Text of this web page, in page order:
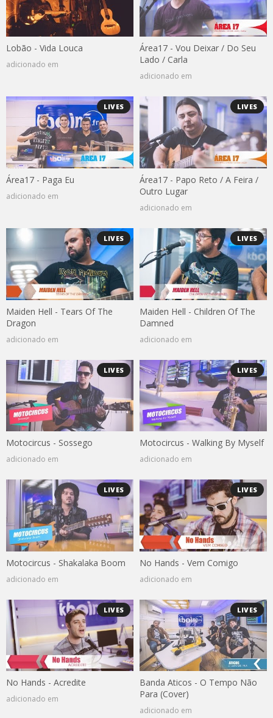
Lobão - Vida Louca
adicionado em
Área17 - Vou Deixar / Do Seu
Lado / Carla
adicionado em
LIVES
Área17 - Paga Eu
adicionado em
LIVES
Área17 - Papo Reto / A Feira /
Outro Lugar
adicionado em
LIVES
Maiden Hell - Tears Of The
Dragon
adicionado em
LIVES
Maiden Hell - Children Of The
Damned
adicionado em
LIVES
Motocircus - Sossego
adicionado em
LIVES
Motocircus - Walking By Myself
adicionado em
LIVES
Motocircus - Shakalaka Boom
adicionado em
LIVES
No Hands - Vem Comigo
adicionado em
LIVES
No Hands - Acredite
adicionado em
LIVES
Banda Aticos - O Tempo Não
Para (Cover)
adicionado em